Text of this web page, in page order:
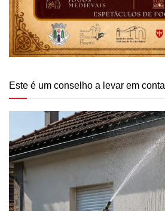
Este é um conselho a levar em conta